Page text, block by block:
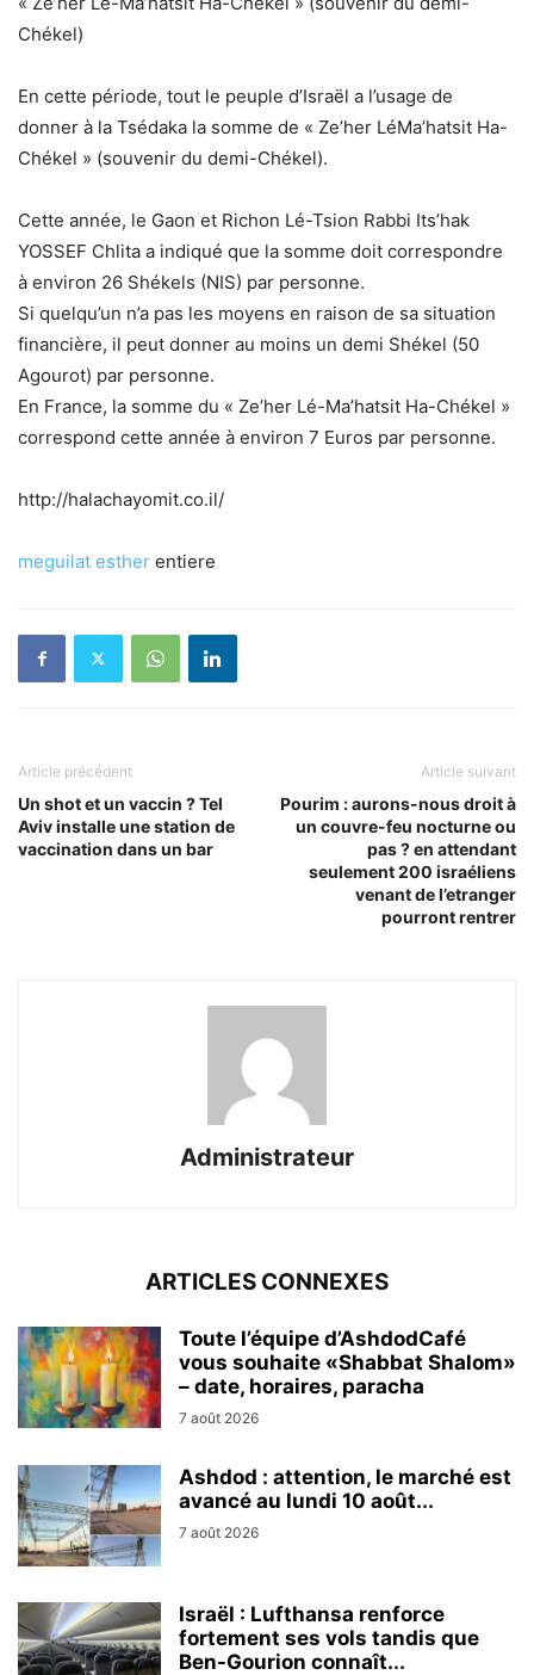
Chékel)
En cette période, tout le peuple d’Israël a l’usage de
donner à la Tsédaka la somme de « Ze’her LéMa’hatsit Ha-
Chékel » (souvenir du demi-Chékel).
Cette année, le Gaon et Richon Lé-Tsion Rabbi Its’hak
YOSSEF Chlita a indiqué que la somme doit correspondre
à environ 26 Shékels (NIS) par personne.
Si quelqu’un n’a pas les moyens en raison de sa situation
financière, il peut donner au moins un demi Shékel (50
Agourot) par personne.
En France, la somme du « Ze’her Lé-Ma’hatsit Ha-Chékel »
correspond cette année à environ 7 Euros par personne.
http://halachayomit.co.il/
meguilat esther entiere
Article précédent
Un shot et un vaccin ? Tel
Aviv installe une station de
vaccination dans un bar
Article suivant
Pourim : aurons-nous droit à
un couvre-feu nocturne ou
pas ? en attendant
seulement 200 israéliens
venant de l’etranger
pourront rentrer
Administrateur
ARTICLES CONNEXES
Toute l’équipe d’AshdodCafé
vous souhaite «Shabbat Shalom»
– date, horaires, paracha
7 août 2026
Ashdod : attention, le marché est
avancé au lundi 10 août...
7 août 2026
Israël : Lufthansa renforce
fortement ses vols tandis que
Ben-Gourion connaît...